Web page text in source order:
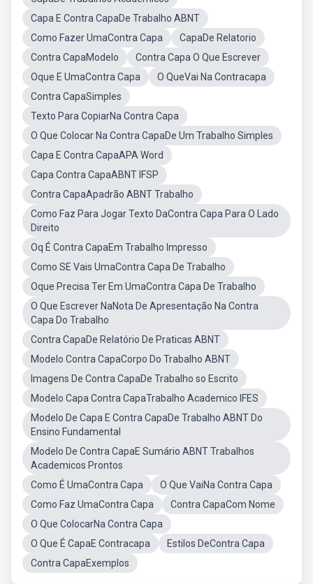
Capa E Contra CapaDe Trabalho ABNT
Como Fazer UmaContra Capa
CapaDe Relatorio
Contra CapaModelo
Contra Capa O Que Escrever
Oque E UmaContra Capa
O QueVai Na Contracapa
Contra CapaSimples
Texto Para CopiarNa Contra Capa
O Que Colocar Na Contra CapaDe Um Trabalho Simples
Capa E Contra CapaAPA Word
Capa Contra CapaABNT IFSP
Contra CapaApadrão ABNT Trabalho
Como Faz Para Jogar Texto DaContra Capa Para O Lado
Direito
Oq É Contra CapaEm Trabalho Impresso
Como SE Vais UmaContra Capa De Trabalho
Oque Precisa Ter Em UmaContra Capa De Trabalho
O Que Escrever NaNota De Apresentação Na Contra
Capa Do Trabalho
Contra CapaDe Relatório De Praticas ABNT
Modelo Contra CapaCorpo Do Trabalho ABNT
Imagens De Contra CapaDe Trabalho so Escrito
Modelo Capa Contra CapaTrabalho Academico IFES
Modelo De Capa E Contra CapaDe Trabalho ABNT Do
Ensino Fundamental
Modelo De Contra CapaE Sumário ABNT Trabalhos
Academicos Prontos
Como É UmaContra Capa
O Que VaiNa Contra Capa
Como Faz UmaContra Capa
Contra CapaCom Nome
O Que ColocarNa Contra Capa
O Que É CapaE Contracapa
Estilos DeContra Capa
Contra CapaExemplos